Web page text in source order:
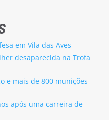
em Vila das Aves
desaparecida na Trofa
e mais de 800 munições
após uma carreira de